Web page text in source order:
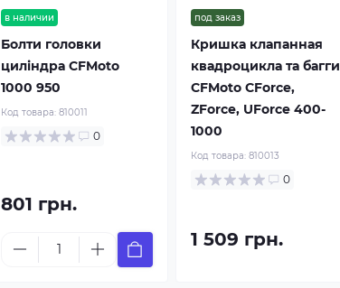
в наличии
Болти головки
циліндра CFMoto
1000 950
Код товара: 810011
0
801 грн.
под заказ
Кришка клапанная
квадроцикла та багги
CFMoto CForce,
ZForce, UForce 400-
1000
Код товара: 810013
0
1 509 грн.